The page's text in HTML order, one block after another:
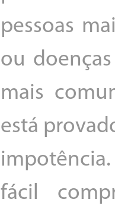
pessoas
ou
mais
está
fácil